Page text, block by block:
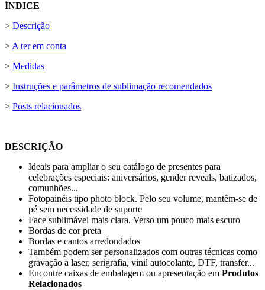
ÍNDICE
> Descrição
>A ter em conta
> Medidas
> Instruções e parâmetros de sublimação recomendados
> Posts relacionados
DESCRIÇÃO
Ideais para ampliar o seu catálogo de presentes para
celebrações especiais: aniversários, gender reveals, batizados,
comunhões...
Fotopainéis tipo photo block. Pelo seu volume, mantêm-se de
pé sem necessidade de suporte
Face sublimável mais clara. Verso um pouco mais escuro
Bordas de cor preta
Bordas e cantos arredondados
Também podem ser personalizados com outras técnicas como
gravação a laser, serigrafia, vinil autocolante, DTF, transfer...
Encontre caixas de embalagem ou apresentação em Produtos
Relacionados